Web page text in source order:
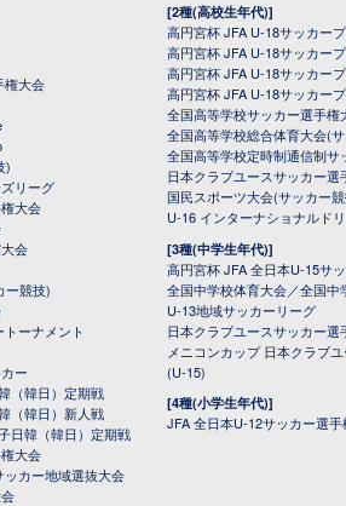
権大会
)
リーグ
大会
会
ー競技)
ーナメント
ー
（韓日）定期戦
（韓日）新人戦
日韓（韓日）定期戦
大会
カー地域選抜大会
[2種(高校生年代)]
高円宮杯 JFA U-18サッカー
高円宮杯 JFA U-18サッカー
高円宮杯 JFA U-18サッカー
高円宮杯 JFA U-18サッカー
全国高等学校サッカー選手権
全国高等学校総合体育大会(
全国高等学校定時制通信制サ
日本クラブユースサッカー選
国民スポーツ大会(サッカー
U-16 インターナショナルド
[3種(中学生年代)]
高円宮杯 JFA 全日本U-15サ
全国中学校体育大会／全国中
U-13地域サッカーリーグ
日本クラブユースサッカー選
メニコンカップ 日本クラブ
(U-15)
[4種(小学生年代)]
JFA 全日本U-12サッカー選